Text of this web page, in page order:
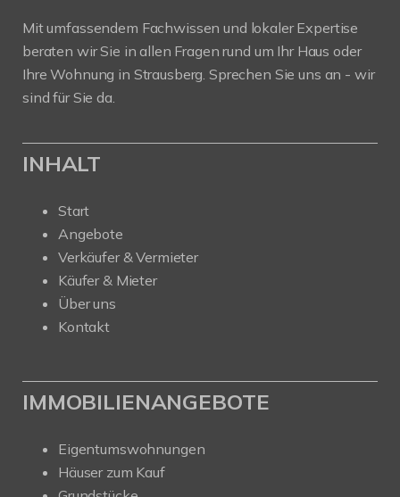
Mit umfassendem Fachwissen und lokaler Expertise
beraten wir Sie in allen Fragen rund um Ihr Haus oder
Ihre Wohnung in Strausberg. Sprechen Sie uns an - wir
sind für Sie da.
INHALT
Start
Angebote
Verkäufer & Vermieter
Käufer & Mieter
Über uns
Kontakt
IMMOBILIENANGEBOTE
Eigentumswohnungen
Häuser zum Kauf